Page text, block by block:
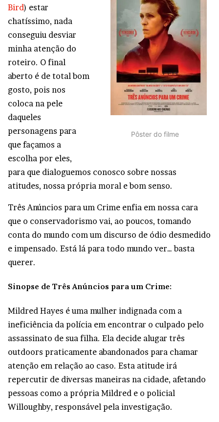
Pôster do filme
Bird) estar
chatíssimo, nada
conseguiu desviar
minha atenção do
roteiro. O final
aberto é de total bom
gosto, pois nos
coloca na pele
daqueles
personagens para
que façamos a
escolha por eles,
para que dialoguemos conosco sobre nossas
atitudes, nossa própria moral e bom senso.
Três Anúncios para um Crime enfia em nossa cara
que o conservadorismo vai, ao poucos, tomando
conta do mundo com um discurso de ódio desmedido
e impensado. Está lá para todo mundo ver… basta
querer.
Sinopse de Três Anúncios para um Crime:
Mildred Hayes é uma mulher indignada com a
ineficiência da polícia em encontrar o culpado pelo
assassinato de sua filha. Ela decide alugar três
outdoors praticamente abandonados para chamar
atenção em relação ao caso. Esta atitude irá
repercutir de diversas maneiras na cidade, afetando
pessoas como a própria Mildred e o policial
Willoughby, responsável pela investigação.